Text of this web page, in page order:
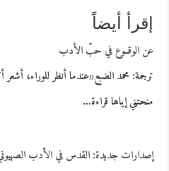
إقرأ أيضاً
عن الوقــوع في حبّ الأدب
ترجمة: محمد الضبع«عندما أنظر للوراء، أشعر
منحتني إياها قراءة…
إصدارات جديدة: القدس في الأدب